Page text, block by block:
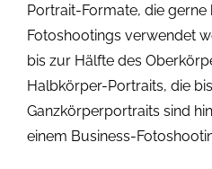
Portrait-Formate, die gerne
Fotoshootings verwendet
bis zur Hälfte des
Halbkörper-Portraits, die
Ganzkörperportraits sind
einem Business-